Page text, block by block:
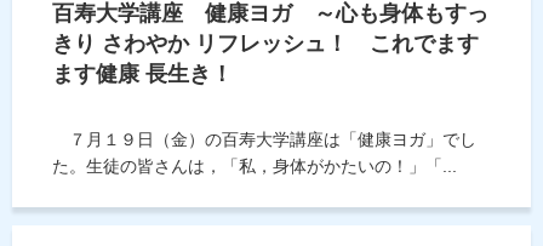
百寿大学講座 健康ヨガ ～心も身体もすっ
きり さわやか リフレッシュ！ これでます
ます健康 長生き！
７月１９日（金）の百寿大学講座は「健康ヨガ」でし
た。生徒の皆さんは，「私，身体がかたいの！」「...